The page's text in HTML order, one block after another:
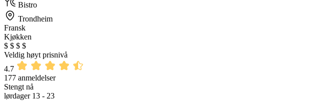
Bistro
Trondheim
Fransk
Kjøkken
$ $ $ $
Veldig høyt prisnivå
4.7
177 anmeldelser
Stengt nå
lørdager 13 - 23